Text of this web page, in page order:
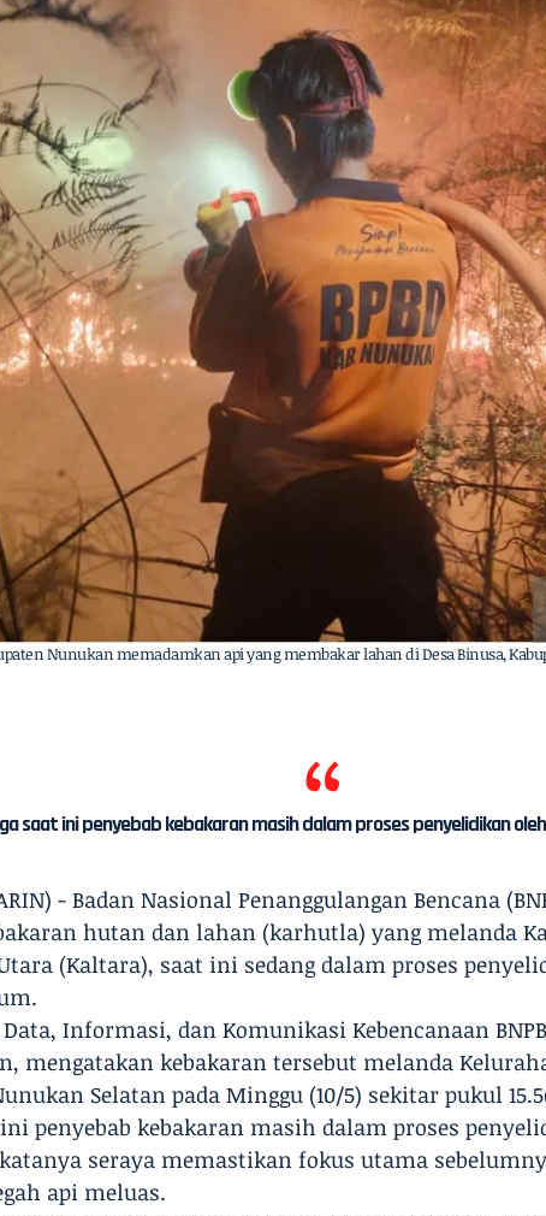
Nunukan memadamkan api yang membakar lahan di Desa Binusa,
saat ini penyebab kebakaran masih dalam proses penyelidikan
- Badan Nasional Penanggulangan Bencana
hutan dan lahan (karhutla) yang melanda
(Kaltara), saat ini sedang dalam proses
Data, Informasi, dan Komunikasi Kebencanaan
mengatakan kebakaran tersebut melanda
Selatan pada Minggu (10/5) sekitar pukul
penyebab kebakaran masih dalam proses
seraya memastikan fokus utama
api meluas.